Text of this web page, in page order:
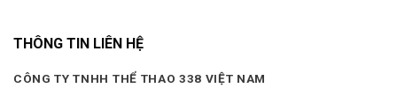
THÔNG TIN LIÊN HỆ
CÔNG TY TNHH THỂ THAO 338 VIỆT NAM